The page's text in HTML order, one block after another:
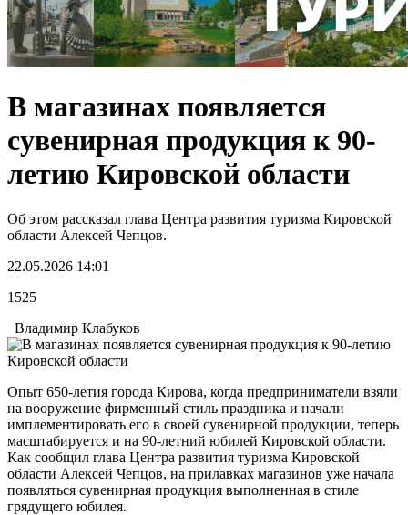
В магазинах появляется
сувенирная продукция к 90-
летию Кировской области
Об этом рассказал глава Центра развития туризма Кировской
области Алексей Чепцов.
22.05.2026 14:01
1525
Владимир Клабуков
Опыт 650-летия города Кирова, когда предприниматели взяли
на вооружение фирменный стиль праздника и начали
имплементировать его в своей сувенирной продукции, теперь
масштабируется и на 90-летний юбилей Кировской области.
Как сообщил глава Центра развития туризма Кировской
области Алексей Чепцов, на прилавках магазинов уже начала
появляться сувенирная продукция выполненная в стиле
грядущего юбилея.